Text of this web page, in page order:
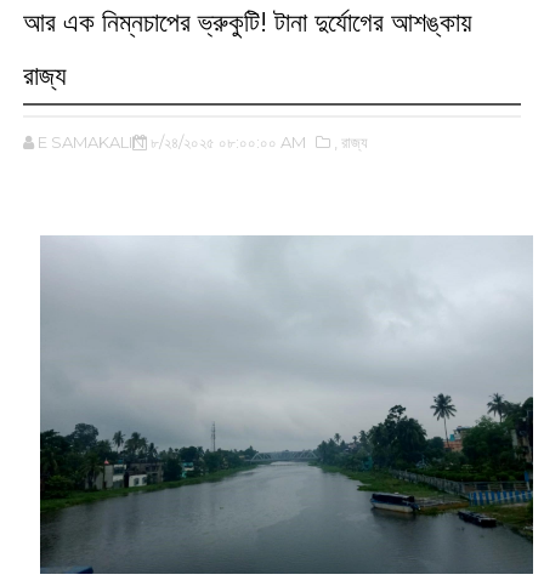
আর এক নিম্নচাপের ভ্রুকুটি! টানা দুর্যোগের আশঙ্কায়
রাজ্য
E SAMAKALIN ৮/২৪/২০২৫ ০৮:০০:০০ AM ,‌ রাজ্য